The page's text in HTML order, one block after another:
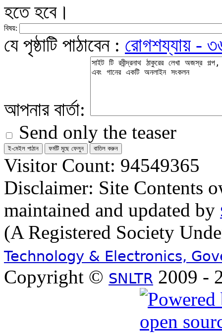
হতে হবে।
বিষয়:
যে পৃষ্ঠাটি পাঠাবেন : রোগশয্যায় -
আপনার বার্তা:
Send only the teaser
Visitor Count: 94549365
Disclaimer: Site Contents
maintained and updated by
(A Registered Society
Technology & Electronics,
Copyright © SNLTR 2009 -